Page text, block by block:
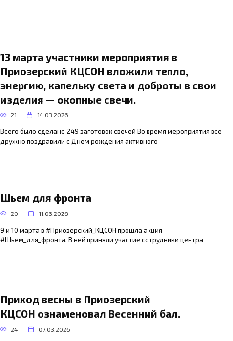
13 марта участники мероприятия в
Приозерский КЦСОН вложили тепло,
энергию, капельку света и доброты в свои
изделия — окопные свечи.
21 14.03.2026
Всего было сделано 249 заготовок свечей Во время мероприятия все
дружно поздравили с Днем рождения активного
Шьем для фронта
20 11.03.2026
9 и 10 марта в #Приозерский_КЦСОН прошла акция
#Шьем_для_фронта. В ней приняли участие сотрудники центра
Приход весны в Приозерский
КЦСОН ознаменовал Весенний бал.
24 07.03.2026